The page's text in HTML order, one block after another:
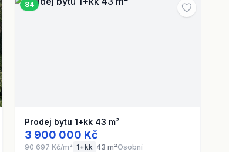
84
Prodej bytu 1+kk 43 m²
3 900 000 Kč
90 697 Kč/m² 1+kk 43 m²Osobní